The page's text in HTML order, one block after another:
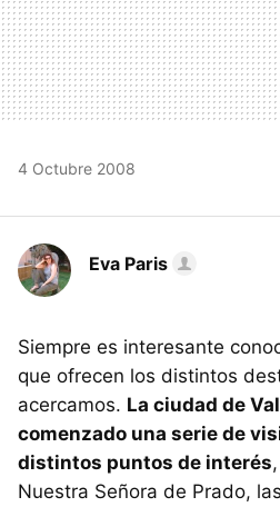
4 Octubre 2008
Eva Paris
Siempre es interesante
que ofrecen los distintos
acercamos. La ciudad de
comenzado una serie de
distintos puntos de interés
Nuestra Señora de Prado,